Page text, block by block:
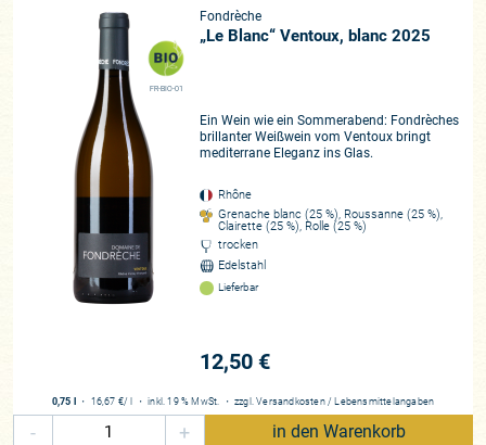
FR-BIO-01
Fondrèche
„Le Blanc“ Ventoux, blanc 2025
Ein Wein wie ein Sommerabend: Fondrèches
brillanter Weißwein vom Ventoux bringt
mediterrane Eleganz ins Glas.
Rhône
Grenache blanc (25 %), Roussanne (25 %),
Clairette (25 %), Rolle (25 %)
trocken
Edelstahl
Lieferbar
12,50 €
0,75 l ・ 16,67 €/ l ・inkl. 19 % MwSt. ・ zzgl.Versandkosten / Lebensmittelangaben
- + in den Warenkorb